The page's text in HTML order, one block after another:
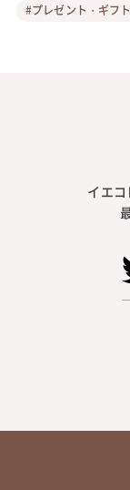
#プレゼント・ギフト
イエ